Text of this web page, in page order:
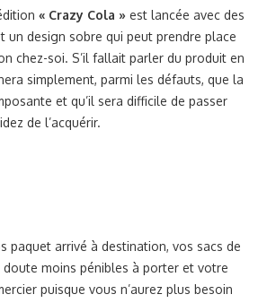
« Crazy Cola » est lancée avec des
un design sobre qui peut prendre place
chez-soi. S’il fallait parler du produit en
simplement, parmi les défauts, que la
et qu’il sera difficile de passer
de l’acquérir.
paquet arrivé à destination, vos sacs de
moins pénibles à porter et votre
puisque vous n’aurez plus besoin